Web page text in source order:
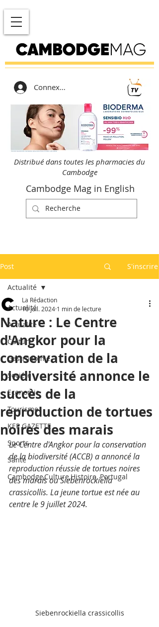
Connexion
Distribué dans toutes les pharmacies du
Cambodge
Cambodge Mag in English
Post S'inscrire
Actualité
Actualité
Culture
Gastronomie
Société
Economie
Tourisme
KEP GAZETTE
Sports
Santé
Cambodge,Culture,Histoire, Portugal
Actualité
Nature : Le Centre
d'Angkor pour la
conservation de la
biodiversité annonce le
succès de la
reproduction de tortues
noires des marais
La Rédaction
10 juil. 2024 1 min de lecture
Le Centre d'Angkor pour la conservation
de la biodiversité (ACCB) a annoncé la
reproduction réussie de tortues noires
des marais ou Siebenrockiella
crassicollis. La jeune tortue est née au
centre le 9 juillet 2024.
Siebenrockiella crassicollis